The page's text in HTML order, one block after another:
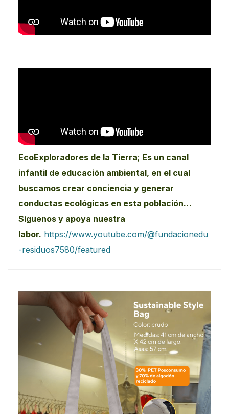
EcoExploradores de la Tierra; Es un canal
infantil de educación ambiental, en el cual
buscamos crear conciencia y generar
conductas ecológicas en esta población…
Síguenos y apoya nuestra
labor. https://www.youtube.com/@fundacionedu
-residuos7580/featured